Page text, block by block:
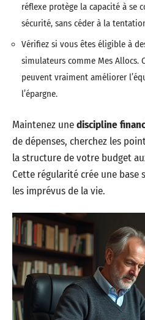
réflexe protège la capacité à se
sécurité, sans céder à la
Vérifiez si vous êtes éligible à
simulateurs comme Mes Allocs.
peuvent vraiment améliorer
l’épargne.
Maintenez unediscipline
de dépenses, cherchez les
la structure de votre budget
Cette régularité crée une base
les imprévus de la vie.